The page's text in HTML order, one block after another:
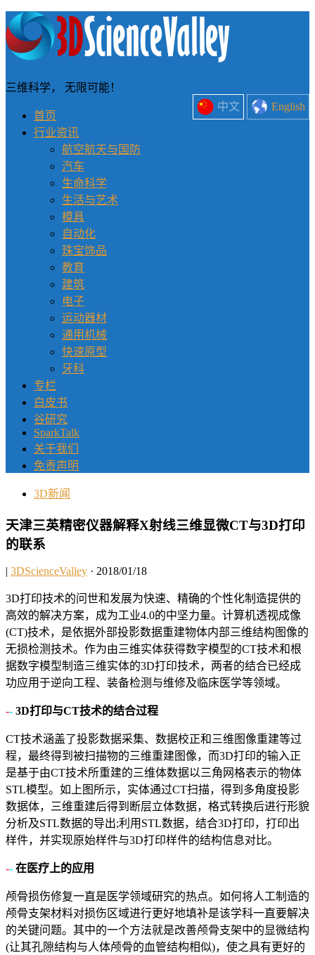
中文 English
三维科学， 无限可能！
首页
行业资讯
航空航天与国防
汽车
生命科学
生活与艺术
模具
自动化
珠宝饰品
教育
建筑
电子
运动器材
通用机械
快速原型
牙科
专栏
白皮书
谷研究
SparkTalk
关于我们
免责声明
3D新闻
天津三英精密仪器解释X射线三维显微CT与3D打印
的联系
| 3DScienceValley · 2018/01/18
3D打印技术的问世和发展为快速、精确的个性化制造提供的
高效的解决方案，成为工业4.0的中坚力量。计算机透视成像
(CT)技术，是依据外部投影数据重建物体内部三维结构图像的
无损检测技术。作为由三维实体获得数字模型的CT技术和根
据数字模型制造三维实体的3D打印技术，两者的结合已经成
功应用于逆向工程、装备检测与维修及临床医学等领域。
-- 3D打印与CT技术的结合过程
CT技术涵盖了投影数据采集、数据校正和三维图像重建等过
程，最终得到被扫描物的三维重建图像，而3D打印的输入正
是基于由CT技术所重建的三维体数据以三角网格表示的物体
STL模型。如上图所示，实体通过CT扫描，得到多角度投影
数据体，三维重建后得到断层立体数据，格式转换后进行形貌
分析及STL数据的导出;利用STL数据，结合3D打印，打印出
样件，并实现原始样件与3D打印样件的结构信息对比。
-- 在医疗上的应用
颅骨损伤修复一直是医学领域研究的热点。如何将人工制造的
颅骨支架材料对损伤区域进行更好地填补是该学科一直要解决
的关键问题。其中的一个方法就是改善颅骨支架中的显微结构
(让其孔隙结构与人体颅骨的血管结构相似)，使之具有更好的